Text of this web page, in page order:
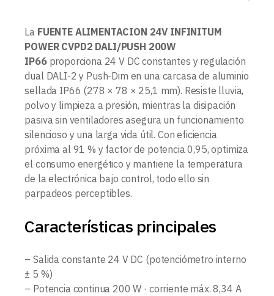
La FUENTE ALIMENTACION 24V INFINITUM
POWER CVPD2 DALI/PUSH 200W
IP66proporciona 24 V DC constantes y regulación
dual DALI-2 y Push-Dim en una carcasa de aluminio
sellada IP66 (278 × 78 × 25,1 mm). Resiste lluvia,
polvo y limpieza a presión, mientras la disipación
pasiva sin ventiladores asegura un funcionamiento
silencioso y una larga vida útil. Con eficiencia
próxima al 91 % y factor de potencia 0,95, optimiza
el consumo energético y mantiene la temperatura
de la electrónica bajo control, todo ello sin
parpadeos perceptibles.
Características principales
– Salida constante 24 V DC (potenciómetro interno
± 5 %)
– Potencia continua 200 W · corriente máx. 8,34 A